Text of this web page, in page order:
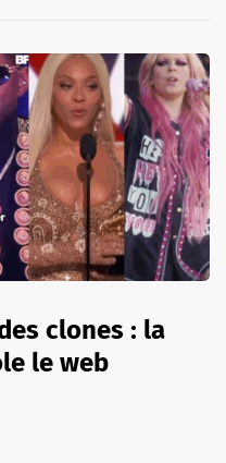
clones : la
le web